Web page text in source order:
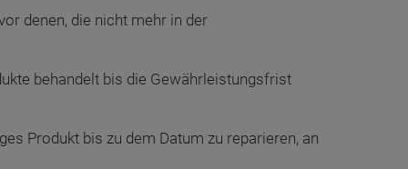
denen, die nicht mehr in der
behandelt bis die Gewährleistungsfrist
Produkt bis zu dem Datum zu reparieren, an